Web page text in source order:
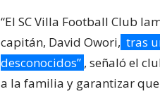
“El SC Villa Football Club
capitán, David Owori, tras
desconocidos” , señaló el
a la familia y garantizar